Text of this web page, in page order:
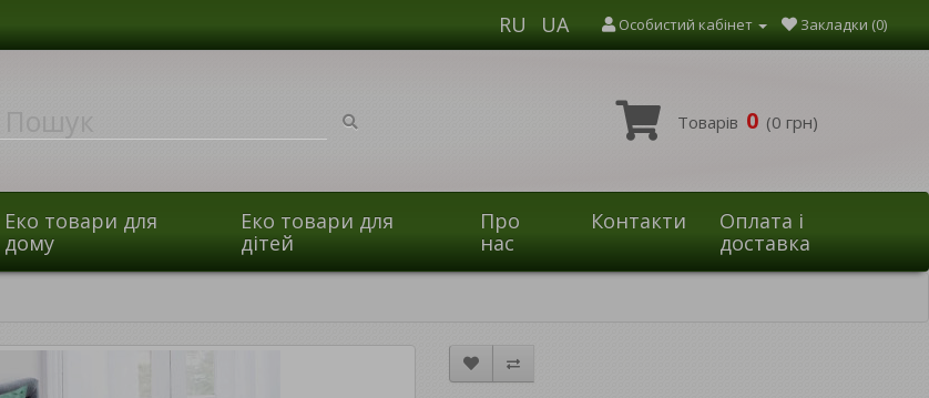
RU UA Особистий кабінет Закладки (0)
Товарів 0 (0 грн)
Еко товари для
дому
Еко товари для
дітей
Про
нас
Контакти
Оплата і
доставка